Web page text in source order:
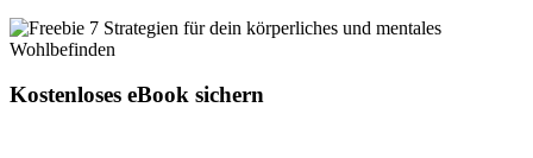
Kostenloses eBook sichern